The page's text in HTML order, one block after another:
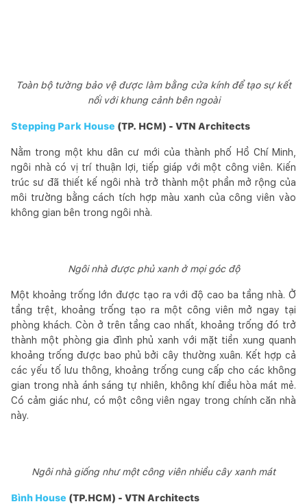
Toàn bộ tường bảo vệ được làm bằng cửa kính để tạo sự kết
nối với khung cảnh bên ngoài
Stepping Park House (TP. HCM) - VTN Architects
Nằm trong một khu dân cư mới của thành phố Hồ Chí Minh,
ngôi nhà có vị trí thuận lợi, tiếp giáp với một công viên. Kiến
trúc sư đã thiết kế ngôi nhà trở thành một phần mở rộng của
môi trường bằng cách tích hợp màu xanh của công viên vào
không gian bên trong ngôi nhà.
Ngôi nhà được phủ xanh ở mọi góc độ
Một khoảng trống lớn được tạo ra với độ cao ba tầng nhà. Ở
tầng trệt, khoảng trống tạo ra một công viên mở ngay tại
phòng khách. Còn ở trên tầng cao nhất, khoảng trống đó trở
thành một phòng gia đình phủ xanh với mặt tiền xung quanh
khoảng trống được bao phủ bởi cây thường xuân. Kết hợp cả
các yếu tố lưu thông, khoảng trống cung cấp cho các không
gian trong nhà ánh sáng tự nhiên, không khí điều hòa mát mẻ.
Có cảm giác như, có một công viên ngay trong chính căn nhà
này.
Ngôi nhà giống như một công viên nhiều cây xanh mát
Bình House (TP.HCM) - VTN Architects